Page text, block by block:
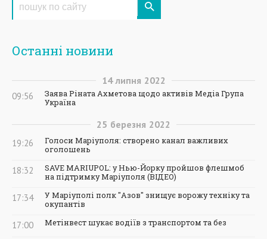
Останні новини
14 липня 2022
09:56
Заява Ріната Ахметова щодо активів Медіа Група
Україна
25 березня 2022
19:26
Голоси Маріуполя: створено канал важливих
оголошень
18:32
SAVE MARIUPOL: у Нью-Йорку пройшов флешмоб
на підтримку Маріуполя (ВІДЕО)
17:34
У Маріуполі полк "Азов" знищує ворожу техніку та
окупантів
17:00 Метінвест шукає водіїв з транспортом та без